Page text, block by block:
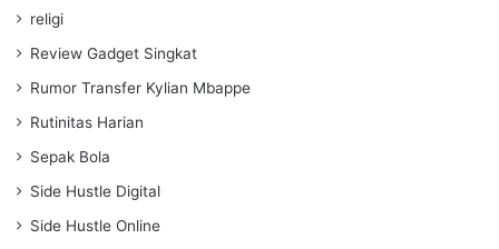
religi
Review Gadget Singkat
Rumor Transfer Kylian Mbappe
Rutinitas Harian
Sepak Bola
Side Hustle Digital
Side Hustle Online